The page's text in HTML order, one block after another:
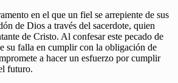
en el que un fiel se arrepiente de sus
de Dios a través del sacerdote, quien
de Cristo. Al confesar este pecado de
su falla en cumplir con la obligación de
a hacer un esfuerzo por cumplir
futuro.